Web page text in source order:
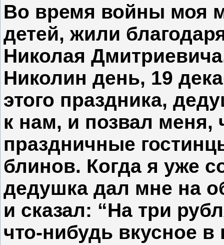
Во время войны моя
детей, жили
Николая
Николин день, 19
этого праздника,
к нам, и позвал меня,
праздничные
блинов. Когда я уже
дедушка дал мне на
и сказал: “На три
что-нибудь вкусное в